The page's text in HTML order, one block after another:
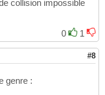
collision impossible
0
1
#8
genre :